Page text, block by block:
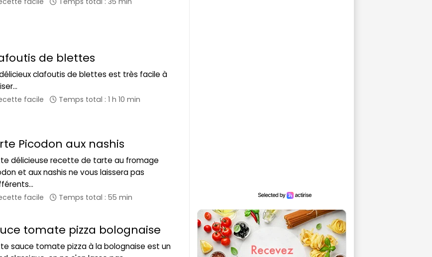
de blettes
clafoutis de blettes est très facile à
facile Temps total : 1 h 10 min
Picodon aux nashis
délicieuse recette de tarte au fromage
et aux nashis ne vous laissera pas
facile Temps total : 55 min
tomate pizza bolognaise
sauce tomate pizza à la bolognaise est un